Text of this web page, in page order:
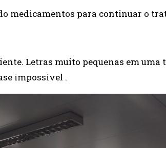
medicamentos para continuar o
Letras muito pequenas em uma
impossível .